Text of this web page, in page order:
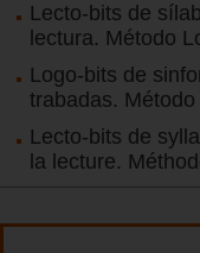
Lecto-bits de
lectura. Método
Logo-bits de
trabadas.
Lecto-bits de
la lecture.